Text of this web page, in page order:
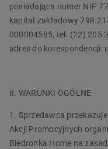
posiadająca numer NIP
kapitał zakładowy
000004585, tel. (22) 205
adres do korespondencji:
II. WARUNKI OGÓLNE
1. Sprzedawca
Akcji Promocyjnych
Biedronka Home na